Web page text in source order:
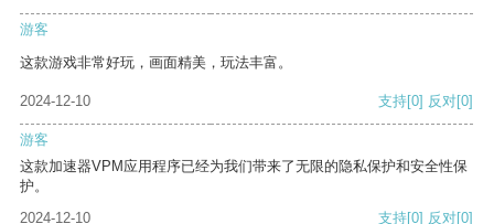
游客
这款游戏非常好玩，画面精美，玩法丰富。
2024-12-10 支持[0] 反对[0]
游客
这款加速器VPM应用程序已经为我们带来了无限的隐私保护和安全性保
护。
2024-12-10
支持[0] 反对[0]